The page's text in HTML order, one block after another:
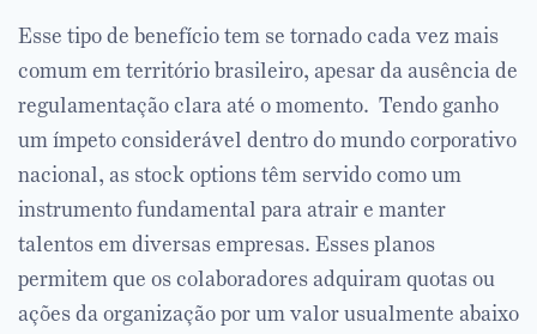
Esse tipo de benefício tem se tornado cada vez mais
comum em território brasileiro, apesar da ausência de
regulamentação clara até o momento. Tendo ganho
um ímpeto considerável dentro do mundo corporativo
nacional, as stock options têm servido como um
instrumento fundamental para atrair e manter
talentos em diversas empresas. Esses planos
permitem que os colaboradores adquiram quotas ou
ações da organização por um valor usualmente abaixo